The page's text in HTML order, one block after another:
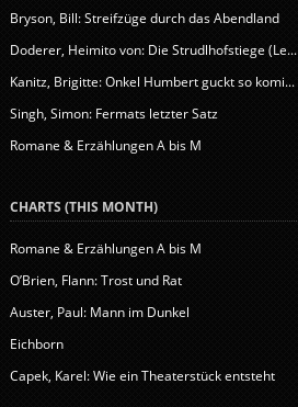
Bryson, Bill: Streifzüge durch das Abendland
Doderer, Heimito von: Die Strudlhofstiege (Le...
Kanitz, Brigitte: Onkel Humbert guckt so komi...
Singh, Simon: Fermats letzter Satz
Romane & Erzählungen A bis M
CHARTS (THIS MONTH)
Romane & Erzählungen A bis M
O’Brien, Flann: Trost und Rat
Auster, Paul: Mann im Dunkel
Eichborn
Capek, Karel: Wie ein Theaterstück entsteht